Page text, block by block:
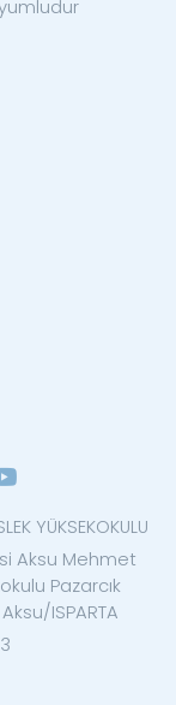
YÜKSEKOKULU
Aksu Mehmet
Pazarcık
ISPARTA